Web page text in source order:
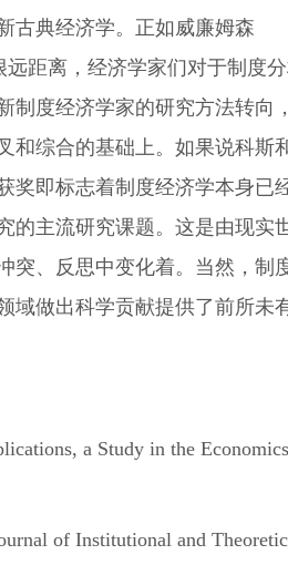
古典经济学。正如威廉姆森
远距离，经济学家们对于制度
制度经济学家的研究方法转向
和综合的基础上。如果说科斯
奖即标志着制度经济学本身已
的主流研究课题。这是由现实
突、反思中变化着。当然，制
域做出科学贡献提供了前所未
a Study in the
of Institutional and